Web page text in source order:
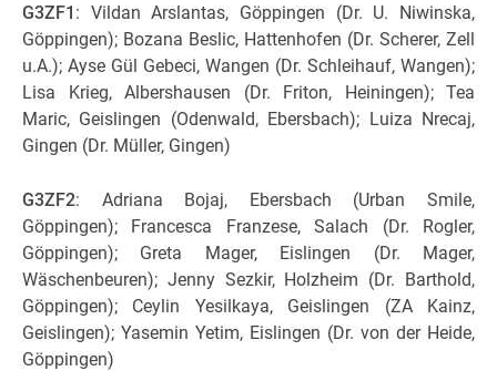
G3ZF1 : Vildan Arslantas, Göppingen (Dr. U. Niwinska,
Göppingen); Bozana Beslic, Hattenhofen (Dr. Scherer, Zell
u.A.); Ayse Gül Gebeci, Wangen (Dr. Schleihauf, Wangen);
Lisa Krieg, Albershausen (Dr. Friton, Heiningen); Tea
Maric, Geislingen (Odenwald, Ebersbach); Luiza Nrecaj,
Gingen (Dr. Müller, Gingen)
G3ZF2: Adriana Bojaj, Ebersbach (Urban Smile,
Göppingen); Francesca Franzese, Salach (Dr. Rogler,
Göppingen); Greta Mager, Eislingen (Dr. Mager,
Wäschenbeuren); Jenny Sezkir, Holzheim (Dr. Barthold,
Göppingen); Ceylin Yesilkaya, Geislingen (ZA Kainz,
Geislingen); Yasemin Yetim, Eislingen (Dr. von der Heide,
Göppingen)